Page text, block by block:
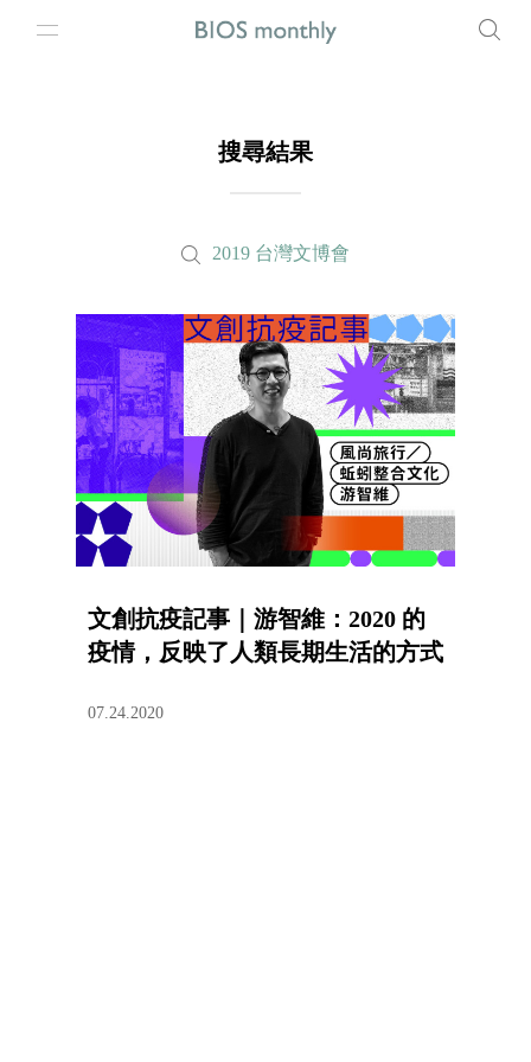
搜尋結果
2019 台灣文博會
文創抗疫記事｜游智維：2020 的
疫情，反映了人類長期生活的方式
07.24.2020